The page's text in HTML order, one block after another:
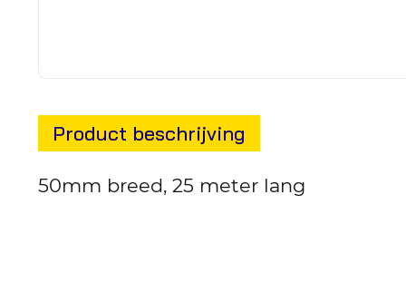
Product beschrijving
50mm breed, 25 meter lang